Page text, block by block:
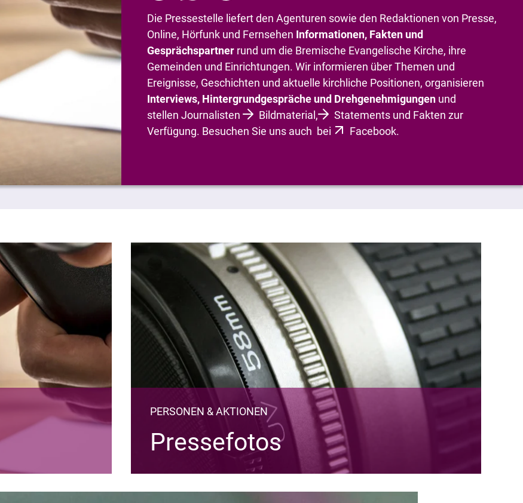
Die Pressestelle liefert den Agenturen sowie den Redaktionen von Presse,
Online, Hörfunk und Fernsehen Informationen, Fakten und
Gesprächspartnerrund um die Bremische Evangelische Kirche, ihre
Gemeinden und Einrichtungen. Wir informieren über Themen und
Ereignisse, Geschichten und aktuelle kirchliche Positionen, organisieren
Interviews, Hintergrundgespräche und Drehgenehmigungenund
stellen Journalisten
Bildmaterial, Statements und Fakten zur
Verfügung. Besuchen Sie uns auch bei
Facebook.
PERSONEN & AKTIONEN
Pressefotos